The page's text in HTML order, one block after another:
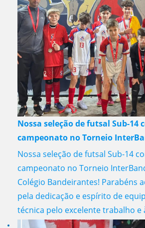
Nossa seleção de futsal Sub-14
campeonato no Torneio
Nossa seleção de futsal Sub-14
campeonato no Torneio
Colégio Bandeirantes! Parabéns
pela dedicação e espírito de
técnica pelo excelente trabalho e